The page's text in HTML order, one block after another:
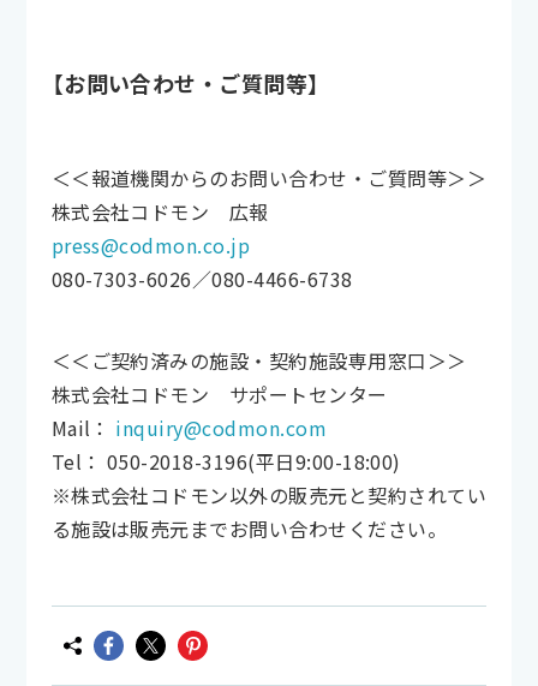
【お問い合わせ・ご質問等】
＜＜報道機関からのお問い合わせ・ご質問等＞＞
株式会社コドモン 広報
press@codmon.co.jp
080-7303-6026／080-4466-6738
＜＜ご契約済みの施設・契約施設専用窓口＞＞
株式会社コドモン サポートセンター
Mail： inquiry@codmon.com
Tel： 050-2018-3196(平日9:00-18:00)
※株式会社コドモン以外の販売元と契約されてい
る施設は販売元までお問い合わせください。